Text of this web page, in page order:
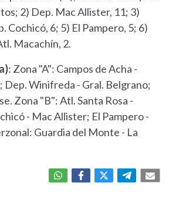
2) Dep. Mac Allister, 11; 3)
Cochicó, 6; 5) El Pampero, 5; 6)
Macachín, 2.
: Zona "A": Campos de Acha -
Winifreda - Gral. Belgrano;
Zona "B": Atl. Santa Rosa -
- Mac Allister; El Pampero -
Guardia del Monte - La